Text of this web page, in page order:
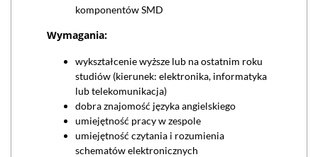
komponentów SMD
Wymagania:
wykształcenie wyższe lub na ostatnim roku
studiów (kierunek: elektronika, informatyka
lub telekomunikacja)
dobra znajomość języka angielskiego
umiejętność pracy w zespole
umiejętność czytania i rozumienia
schematów elektronicznych